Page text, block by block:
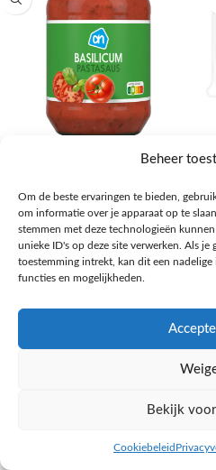
Beheer
Om de beste ervaringen te bieden,
om informatie over je apparaat op te
stemmen met deze technologieën
unieke ID's op deze site verwerken. Als
toestemming intrekt, kan dit een
functies en mogelijkheden.
Bekijk
Cookiebeleid
€1,59
NAAR AH